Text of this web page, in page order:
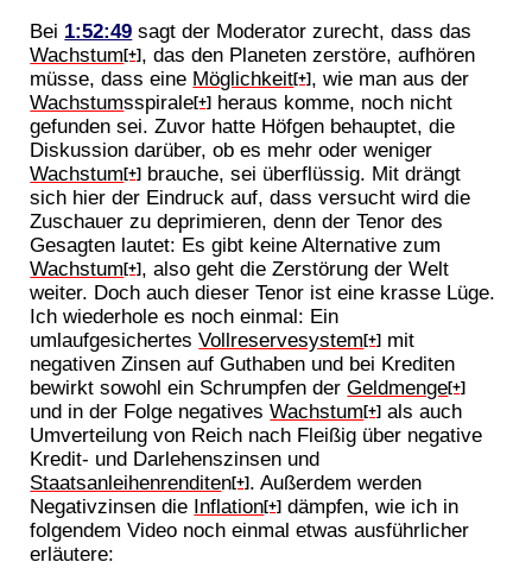
Bei 1:52:49 sagt der Moderator zurecht, dass das
Wachstum[+], das den Planeten zerstöre, aufhören
müsse, dass eine Möglichkeit[+], wie man aus der
Wachstumsspirale[+] heraus komme, noch nicht
gefunden sei. Zuvor hatte Höfgen behauptet, die
Diskussion darüber, ob es mehr oder weniger
Wachstum[+] brauche, sei überflüssig. Mit drängt
sich hier der Eindruck auf, dass versucht wird die
Zuschauer zu deprimieren, denn der Tenor des
Gesagten lautet: Es gibt keine Alternative zum
Wachstum[+], also geht die Zerstörung der Welt
weiter. Doch auch dieser Tenor ist eine krasse Lüge.
Ich wiederhole es noch einmal: Ein
umlaufgesichertesVollreservesystem[+] mit
negativen Zinsen auf Guthaben und bei Krediten
bewirkt sowohl ein Schrumpfen derGeldmenge[+]
und in der Folge negativesWachstum[+] als auch
Umverteilung von Reich nach Fleißig über negative
Kredit- und Darlehenszinsen und
Staatsanleihenrenditen[+]. Außerdem werden
Negativzinsen die Inflation[+] dämpfen, wie ich in
folgendem Video noch einmal etwas ausführlicher
erläutere: